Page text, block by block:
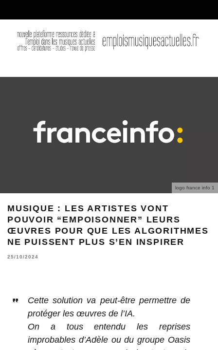
logo france info 1
MUSIQUE : LES ARTISTES VONT
POUVOIR “EMPOISONNER” LEURS
ŒUVRES POUR QUE LES ALGORITHMES
NE PUISSENT PLUS S’EN INSPIRER
25/10/2024
Cette solution va peut-être permettre de
protéger les œuvres de l’IA.
On a tous entendu les reprises
improbables d’Adèle ou du groupe Oasis